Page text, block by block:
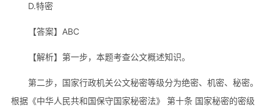
D.特密
【答案】ABC
【解析】第一步，本题考查公文概述知识。
第二步，国家行政机关公文秘密等级分为绝密、机密、秘密。
根据《中华人民共和国保守国家秘密法》 第十条 国家秘密的密级